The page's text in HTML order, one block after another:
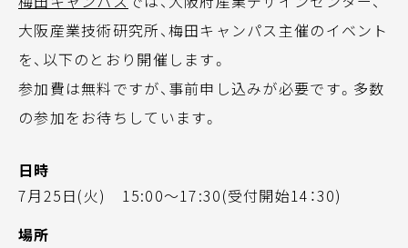
大阪産業技術研究所、梅田キャンパス主催のイベント
を、以下のとおり開催します。
参加費は無料ですが、事前申し込みが必要です。多数
の参加をお待ちしています。
日時
7月25日(火) 15:00～17:30(受付開始14：30)
場所